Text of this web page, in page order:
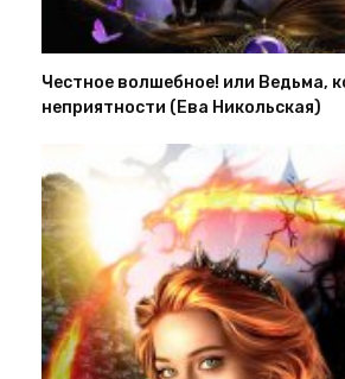
Честное волшебное! или Ведьма,
неприятности (Ева Никольская)